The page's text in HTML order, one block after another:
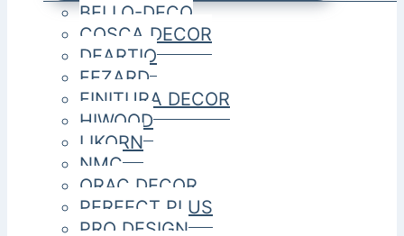
BELLO-DECO
COSCA DECOR
DEARTIO
FEZARD
FINITURA DECOR
HIWOOD
LIKORN
NMC
ORAC DECOR
PERFECT PLUS
PRO DESIGN